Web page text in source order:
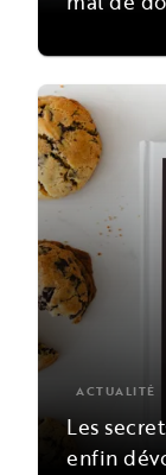
ACTUALITÉ
Les
enfin